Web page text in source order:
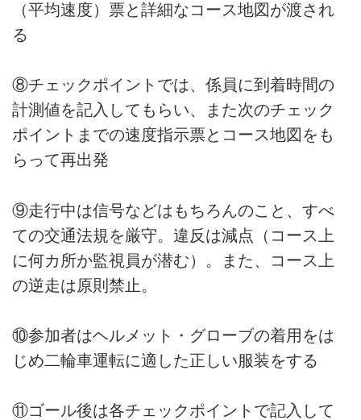
（平均速度）票と詳細なコース地図が渡され
る
⑧チェックポイントでは、係員に到着時間の
計測値を記入してもらい、また次のチェック
ポイントまでの速度指示票とコース地図をも
らって再出発
⑨走行中は信号などはもちろんのこと、すべ
ての交通法規を厳守。違反は減点（コース上
に何カ所か監視員が潜む）。また、コース上
の逆走は原則禁止。
⑩参加者はヘルメット・グローブの着用をは
じめ二輪車運転に適した正しい服装をする
⑪ゴール後は各チェックポイントで記入して